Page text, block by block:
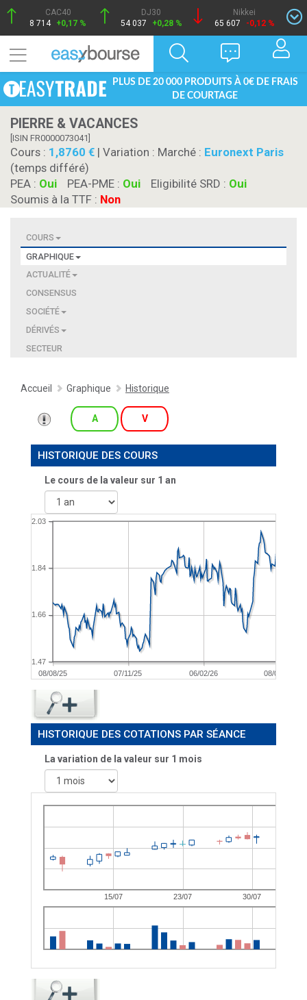
CAC40
8 714 +0,17 %
DJ30
54 037
+0,28 %
Nikkei
65 607
-0,12 %
PLUS DE 20 000 PRODUITS À 0€ DE FRAIS
DE COURTAGE
PIERRE & VACANCES
[ISIN FR0000073041]
Cours : 1,8760 | Variation : Marché : Euronext Paris
(temps différé)
PEA : Oui PEA-PME : Oui Eligibilité SRD : Oui
Soumis à la TTF : Non
COURS
GRAPHIQUE
ACTUALITÉ
CONSENSUS
SOCIÉTÉ
DÉRIVÉS
SECTEUR
Accueil Graphique Historique
A V
HISTORIQUE DES COURS
Le cours de la valeur sur 1 an
08/08/25 07/11/25 06/02/26 08/05/26
1.47
1.66
1.84
2.03
HISTORIQUE DES COTATIONS PAR SÉANCE
La variation de la valeur sur 1 mois